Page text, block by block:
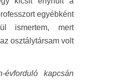
egyébként
ismertem, mert
osztálytársam volt
évforduló kapcsán